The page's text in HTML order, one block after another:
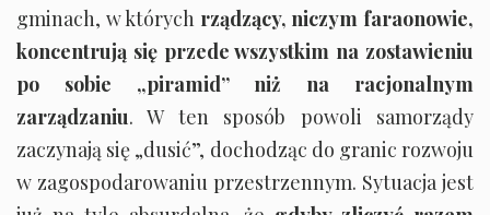
gminach, w których rządzący, niczym faraonowie,
koncentrują się przede wszystkim na zostawieniu
po sobie „piramid” niż na racjonalnym
zarządzaniu. W ten sposób powoli samorządy
zaczynają się „dusić”, dochodząc do granic rozwoju
w zagospodarowaniu przestrzennym. Sytuacja jest